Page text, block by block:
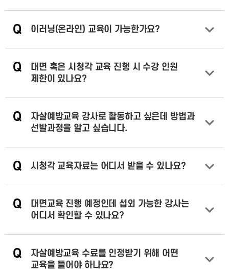
Q 이러닝(온라인) 교육이 가능한가요?
Q
대면 혹은 시청각 교육 진행 시 수강 인원
제한이 있나요?
Q
자살예방교육 강사로 활동하고 싶은데 방법과
선발과정을 알고 싶습니다.
Q 시청각 교육자료는 어디서 받을 수 있나요?
Q
대면교육 진행 예정인데 섭외 가능한 강사는
어디서 확인할 수 있나요?
Q
자살예방교육 수료를 인정받기 위해 어떤
교육을 들어야 하나요?